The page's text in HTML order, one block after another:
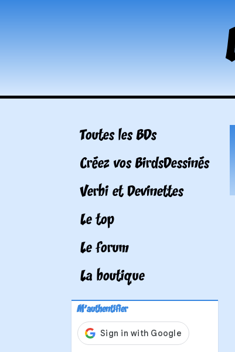
Toutes les BDs
Créez vos BirdsDessinés
Verbi et Devinettes
Le top
Le forum
La boutique
M'authentifier